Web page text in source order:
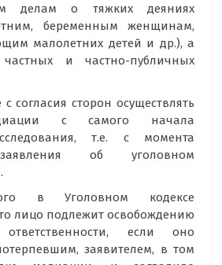
делам о тяжких деяниях
беременным женщинам,
малолетних детей и др.), а
и частно-публичных
согласия сторон осуществлять
с самого начала
т.е. с момента
об уголовном
в Уголовном кодексе
лицо подлежит освобождению
если оно
заявителем, в том